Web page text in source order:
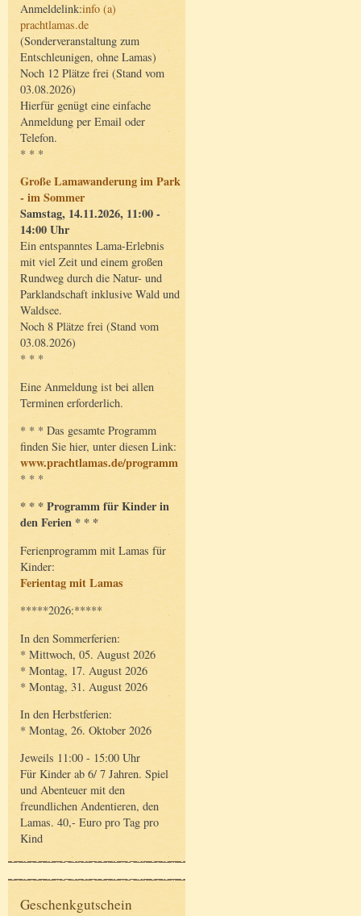
Anmeldelink:info (a)
prachtlamas.de
(Sonderveranstaltung zum
Entschleunigen, ohne Lamas)
Noch 12 Plätze frei (Stand vom
03.08.2026)
Hierfür genügt eine einfache
Anmeldung per Email oder
Telefon.
* * *
Große Lamawanderung im Park
- im Sommer
Samstag, 14.11.2026, 11:00 -
14:00 Uhr
Ein entspanntes Lama-Erlebnis
mit viel Zeit und einem großen
Rundweg durch die Natur- und
Parklandschaft inklusive Wald und
Waldsee.
Noch 8 Plätze frei (Stand vom
03.08.2026)
* * *
Eine Anmeldung ist bei allen
Terminen erforderlich.
* * * Das gesamte Programm
finden Sie hier, unter diesen Link:
www.prachtlamas.de/programm
* * *
* * * Programm für Kinder in
den Ferien * * *
Ferienprogramm mit Lamas für
Kinder:
Ferientag mit Lamas
*****2026:*****
In den Sommerferien:
* Mittwoch, 05. August 2026
* Montag, 17. August 2026
* Montag, 31. August 2026
In den Herbstferien:
* Montag, 26. Oktober 2026
Jeweils 11:00 - 15:00 Uhr
Für Kinder ab 6/ 7 Jahren. Spiel
und Abenteuer mit den
freundlichen Andentieren, den
Lamas. 40,- Euro pro Tag pro
Kind
Geschenkgutschein